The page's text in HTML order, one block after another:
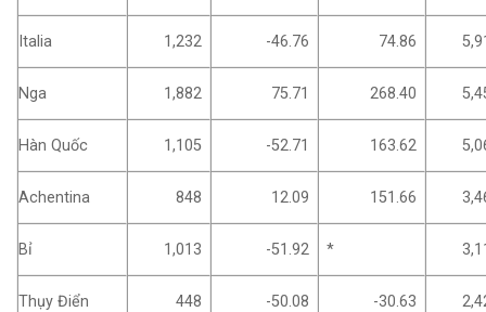
Italia 1,232 -46.76 74.86
Nga 1,882 75.71 268.40
Hàn Quốc 1,105 -52.71 163.62
Achentina 848 12.09 151.66
Bỉ 1,013 -51.92 *
Thụy Điển 448 -50.08 -30.63